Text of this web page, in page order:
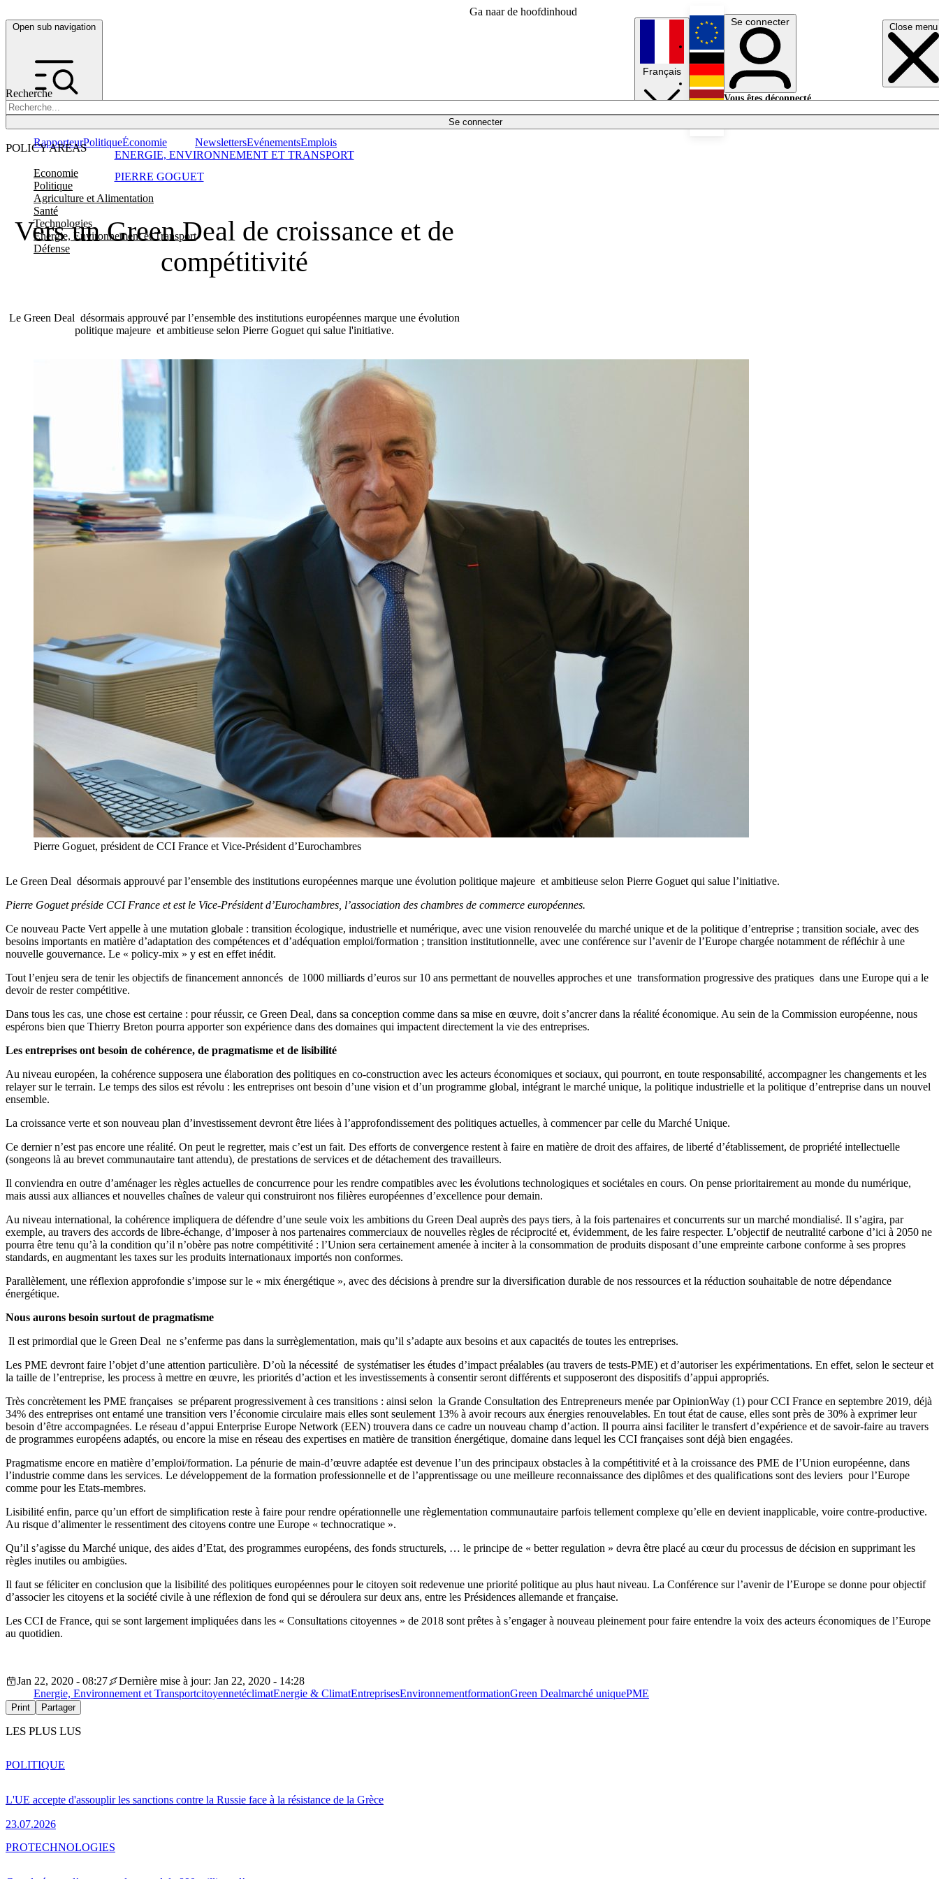
Ga naar de hoofdinhoud
Open sub navigation Close menu
Recherche
Se connecter
POLICY AREAS
Economie
Politique
Agriculture et Alimentation
Santé
Technologies
Energie, Environnement et Transport
Défense
RapporteurPolitiqueÉconomie NewslettersEvénementsEmplois
Français
English
Deutsch
Se connecter
Vous êtes déconnecté.
Vers un Green Deal de croissance et de
compétitivité
Le Green Deal désormais approuvé par l’ensemble des institutions européennes marque une évolution
politique majeure et ambitieuse selon Pierre Goguet qui salue l'initiative.
PIERRE GOGUET
ENERGIE, ENVIRONNEMENT ET TRANSPORT
Pierre Goguet, président de CCI France et Vice-Président d’Eurochambres
Le Green Deal désormais approuvé par l’ensemble des institutions européennes marque une évolution politique majeure et ambitieuse selon Pierre Goguet qui salue l’initiative.
Pierre Goguet préside CCI France et est le Vice-Président d’Eurochambres, l’association des chambres de commerce européennes.
Ce nouveau Pacte Vert appelle à une mutation globale : transition écologique, industrielle et numérique, avec une vision renouvelée du marché unique et de la politique d’entreprise ; transition sociale, avec des
besoins importants en matière d’adaptation des compétences et d’adéquation emploi/formation ; transition institutionnelle, avec une conférence sur l’avenir de l’Europe chargée notamment de réfléchir à une
nouvelle gouvernance. Le « policy-mix » y est en effet inédit.
Tout l’enjeu sera de tenir les objectifs de financement annoncés de 1000 milliards d’euros sur 10 ans permettant de nouvelles approches et une transformation progressive des pratiques dans une Europe qui a le
devoir de rester compétitive.
Dans tous les cas, une chose est certaine : pour réussir, ce Green Deal, dans sa conception comme dans sa mise en œuvre, doit s’ancrer dans la réalité économique. Au sein de la Commission européenne, nous
espérons bien que Thierry Breton pourra apporter son expérience dans des domaines qui impactent directement la vie des entreprises.
Les entreprises ont besoin de cohérence, de pragmatisme et de lisibilité
Au niveau européen, la cohérence supposera une élaboration des politiques en co-construction avec les acteurs économiques et sociaux, qui pourront, en toute responsabilité, accompagner les changements et les
relayer sur le terrain. Le temps des silos est révolu : les entreprises ont besoin d’une vision et d’un programme global, intégrant le marché unique, la politique industrielle et la politique d’entreprise dans un nouvel
ensemble.
La croissance verte et son nouveau plan d’investissement devront être liées à l’approfondissement des politiques actuelles, à commencer par celle du Marché Unique.
Ce dernier n’est pas encore une réalité. On peut le regretter, mais c’est un fait. Des efforts de convergence restent à faire en matière de droit des affaires, de liberté d’établissement, de propriété intellectuelle
(songeons là au brevet communautaire tant attendu), de prestations de services et de détachement des travailleurs.
Il conviendra en outre d’aménager les règles actuelles de concurrence pour les rendre compatibles avec les évolutions technologiques et sociétales en cours. On pense prioritairement au monde du numérique,
mais aussi aux alliances et nouvelles chaînes de valeur qui construiront nos filières européennes d’excellence pour demain.
Au niveau international, la cohérence impliquera de défendre d’une seule voix les ambitions du Green Deal auprès des pays tiers, à la fois partenaires et concurrents sur un marché mondialisé. Il s’agira, par
exemple, au travers des accords de libre-échange, d’imposer à nos partenaires commerciaux de nouvelles règles de réciprocité et, évidemment, de les faire respecter. L’objectif de neutralité carbone d’ici à 2050 ne
pourra être tenu qu’à la condition qu’il n’obère pas notre compétitivité : l’Union sera certainement amenée à inciter à la consommation de produits disposant d’une empreinte carbone conforme à ses propres
standards, en augmentant les taxes sur les produits internationaux importés non conformes.
Parallèlement, une réflexion approfondie s’impose sur le « mix énergétique », avec des décisions à prendre sur la diversification durable de nos ressources et la réduction souhaitable de notre dépendance
énergétique.
Nous aurons besoin surtout de pragmatisme
Il est primordial que le Green Deal ne s’enferme pas dans la surrèglementation, mais qu’il s’adapte aux besoins et aux capacités de toutes les entreprises.
Les PME devront faire l’objet d’une attention particulière. D’où la nécessité de systématiser les études d’impact préalables (au travers de tests-PME) et d’autoriser les expérimentations. En effet, selon le secteur et
la taille de l’entreprise, les process à mettre en œuvre, les priorités d’action et les investissements à consentir seront différents et supposeront des dispositifs d’appui appropriés.
Très concrètement les PME françaises se préparent progressivement à ces transitions : ainsi selon la Grande Consultation des Entrepreneurs menée par OpinionWay (1) pour CCI France en septembre 2019, déjà
34% des entreprises ont entamé une transition vers l’économie circulaire mais elles sont seulement 13% à avoir recours aux énergies renouvelables. En tout état de cause, elles sont près de 30% à exprimer leur
besoin d’être accompagnées. Le réseau d’appui Enterprise Europe Network (EEN) trouvera dans ce cadre un nouveau champ d’action. Il pourra ainsi faciliter le transfert d’expérience et de savoir-faire au travers
de programmes européens adaptés, ou encore la mise en réseau des expertises en matière de transition énergétique, domaine dans lequel les CCI françaises sont déjà bien engagées.
Pragmatisme encore en matière d’emploi/formation. La pénurie de main-d’œuvre adaptée est devenue l’un des principaux obstacles à la compétitivité et à la croissance des PME de l’Union européenne, dans
l’industrie comme dans les services. Le développement de la formation professionnelle et de l’apprentissage ou une meilleure reconnaissance des diplômes et des qualifications sont des leviers pour l’Europe
comme pour les Etats-membres.
Lisibilité enfin, parce qu’un effort de simplification reste à faire pour rendre opérationnelle une règlementation communautaire parfois tellement complexe qu’elle en devient inapplicable, voire contre-productive.
Au risque d’alimenter le ressentiment des citoyens contre une Europe « technocratique ».
Qu’il s’agisse du Marché unique, des aides d’Etat, des programmes européens, des fonds structurels, … le principe de « better regulation » devra être placé au cœur du processus de décision en supprimant les
règles inutiles ou ambigües.
Il faut se féliciter en conclusion que la lisibilité des politiques européennes pour le citoyen soit redevenue une priorité politique au plus haut niveau. La Conférence sur l’avenir de l’Europe se donne pour objectif
d’associer les citoyens et la société civile à une réflexion de fond qui se déroulera sur deux ans, entre les Présidences allemande et française.
Les CCI de France, qui se sont largement impliquées dans les « Consultations citoyennes » de 2018 sont prêtes à s’engager à nouveau pleinement pour faire entendre la voix des acteurs économiques de l’Europe
au quotidien.
Jan 22, 2020 - 08:27
Dernière mise à jour: Jan 22, 2020 - 14:28
Energie, Environnement et TransportcitoyennetéclimatEnergie & ClimatEntreprisesEnvironnementformationGreen Dealmarché uniquePME
Print Partager
LES PLUS LUS
L'UE accepte d'assouplir les sanctions contre la Russie face à la résistance de la Grèce
23.07.2026
POLITIQUE
PROTECHNOLOGIES